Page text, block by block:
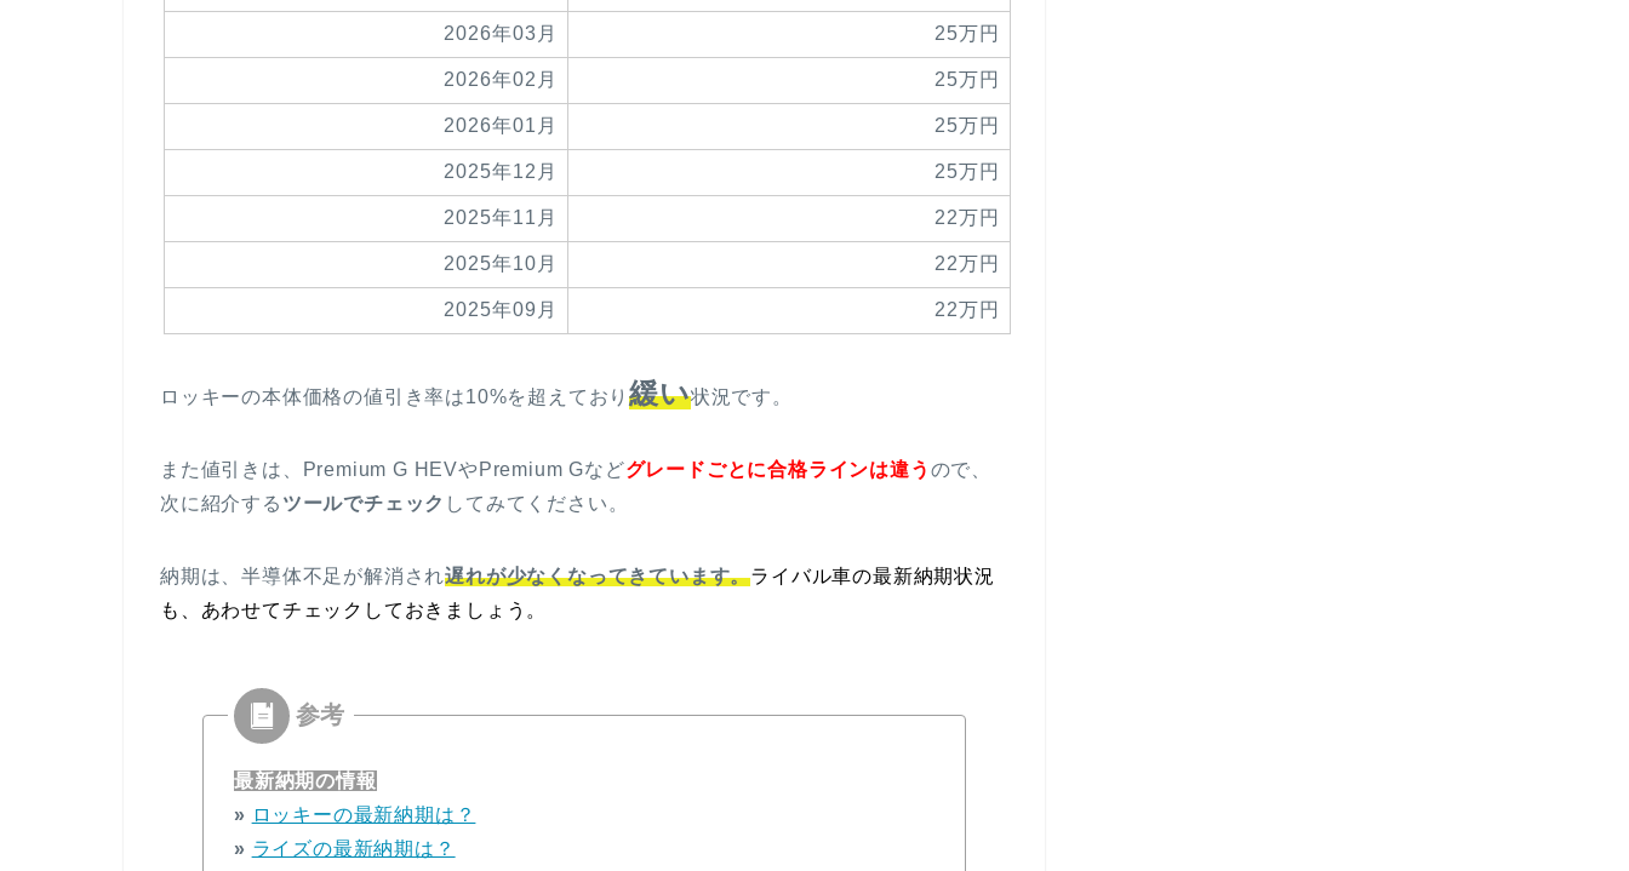
2026年03月 25万円
2026年02月 25万円
2026年01月 25万円
2025年12月 25万円
2025年11月 22万円
2025年10月 22万円
2025年09月 22万円
ロッキーの本体価格の値引き率は10%を超えており緩い状況です。
また値引きは、Premium G HEVやPremium Gなどグレードごとに合格ラインは違う ので、
次に紹介する ツールでチェック してみてください。
納期は、半導体不足が解消され遅れが少なくなってきています。ライバル車の最新納期状況
も、あわせてチェックしておきましょう。
最新納期の情報
» ロッキーの最新納期は？
» ライズの最新納期は？